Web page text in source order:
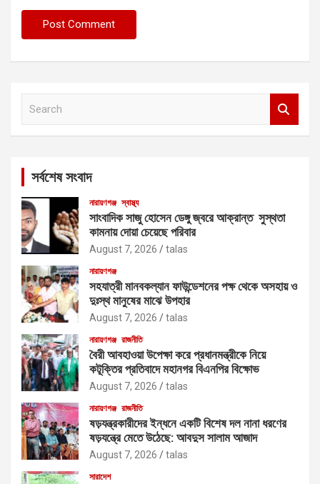
সর্বশেষ সংবাদ
নারায়ণগঞ্জ স্বাস্থ্য
সাংবাদিক সাজু হোসেন ডেঙ্গু জ্বরে আক্রান্ত সুস্থতা
কামনায় দোয়া চেয়েছে পরিবার
August 7, 2026 talas
নারায়ণগঞ্জ
সহযাত্রী মানবকল্যান ফাউন্ডেশনের পক্ষ থেকে অসহায় ও
দুঃস্থ মানুষের মাঝে উপহার
August 7, 2026 talas
নারায়ণগঞ্জ রাজনীতি
বৈরী আবহাওয়া উপেক্ষা করে প্রধানমন্ত্রীকে নিয়ে
কটূক্তির প্রতিবাদে মহানগর বিএনপির বিক্ষোভ
August 7, 2026 talas
নারায়ণগঞ্জ রাজনীতি
ষড়যন্ত্রকারীদের ইন্ধনে একটি বিশেষ দল নানা ধরণের
ষড়যন্ত্রে মেতে উঠেছে: আবদুস সালাম আজাদ
August 7, 2026 talas
সারাদেশ